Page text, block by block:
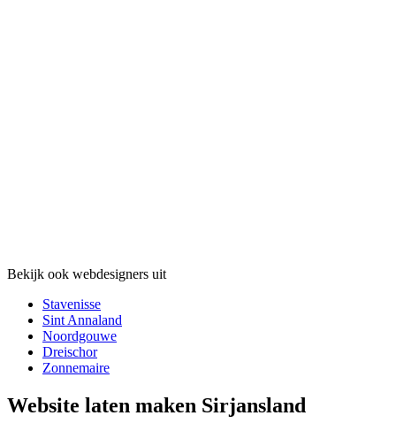
Bekijk ook webdesigners uit
Stavenisse
Sint Annaland
Noordgouwe
Dreischor
Zonnemaire
Website laten maken Sirjansland